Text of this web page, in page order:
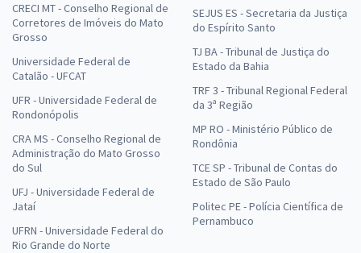
CRECI MT - Conselho Regional de
Corretores de Imóveis do Mato
Grosso
Universidade Federal de
Catalão - UFCAT
UFR - Universidade Federal de
Rondonópolis
CRA MS - Conselho Regional de
Administração do Mato Grosso
do Sul
UFJ - Universidade Federal de
Jataí
UFRN - Universidade Federal do
Rio Grande do Norte
SEJUS ES - Secretaria da Justiça
do Espírito Santo
TJ BA - Tribunal de Justiça do
Estado da Bahia
TRF 3 - Tribunal Regional Federal
da 3ª Região
MP RO - Ministério Público de
Rondônia
TCE SP - Tribunal de Contas do
Estado de São Paulo
Politec PE - Polícia Científica de
Pernambuco